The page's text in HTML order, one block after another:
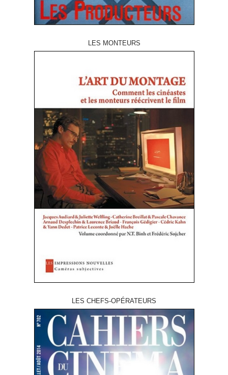
LES MONTEURS
LES CHEFS-OPÉRATEURS